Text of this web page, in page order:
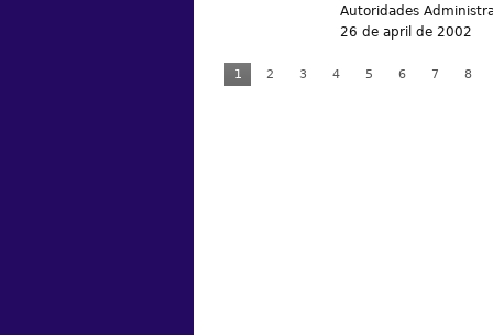
Autoridades
26 de april de 2002
1 2 3 4 5 6 7 8